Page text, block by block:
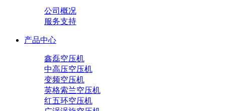
公司概况
服务支持
产品中心
鑫磊空压机
中高压空压机
变频空压机
英格索兰空压机
红五环空压机